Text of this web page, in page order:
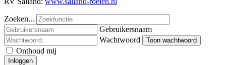
Zoeken...
Gebruikersnaam
Wachtwoord
Toon wachtwoord
Onthoud mij
Inloggen